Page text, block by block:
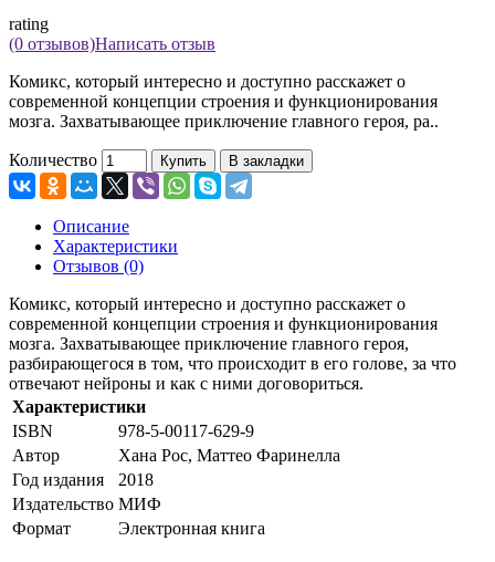
rating
(0 отзывов)Написать отзыв
Комикс, который интересно и доступно расскажет о
современной концепции строения и функционирования
мозга. Захватывающее приключение главного героя, ра..
Количество Купить В закладки
Описание
Характеристики
Отзывов (0)
Комикс, который интересно и доступно расскажет о
современной концепции строения и функционирования
мозга. Захватывающее приключение главного героя,
разбирающегося в том, что происходит в его голове, за что
отвечают нейроны и как с ними договориться.
Характеристики
ISBN
978-5-00117-629-9
Автор
Хана Рос, Маттео Фаринелла
Год издания
2018
Издательство МИФ
Формат
Электронная книга